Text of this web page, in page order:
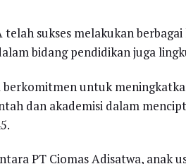
telah sukses melakukan
bidang pendidikan juga
berkomitmen untuk
dan akademisi dalam
PT Ciomas Adisatwa, anak